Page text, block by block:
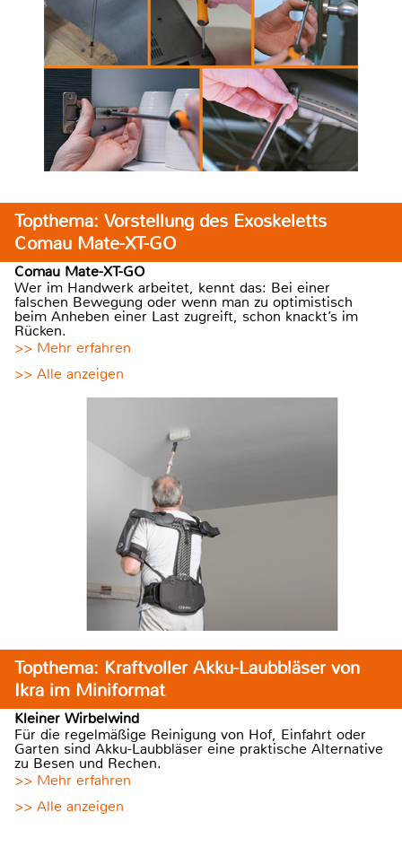
Topthema: Vorstellung des Exoskeletts
Comau Mate-XT-GO
Comau Mate-XT-GO
Wer im Handwerk arbeitet, kennt das: Bei einer
falschen Bewegung oder wenn man zu optimistisch
beim Anheben einer Last zugreift, schon knackt’s im
Rücken.
>> Mehr erfahren
>> Alle anzeigen
Topthema: Kraftvoller Akku-Laubbläser von
Ikra im Miniformat
Kleiner Wirbelwind
Für die regelmäßige Reinigung von Hof, Einfahrt oder
Garten sind Akku-Laubbläser eine praktische Alternative
zu Besen und Rechen.
>> Mehr erfahren
>> Alle anzeigen